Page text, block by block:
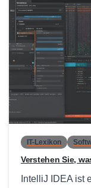
IT-Lexikon
Verstehen Sie,
IntelliJ IDEA ist